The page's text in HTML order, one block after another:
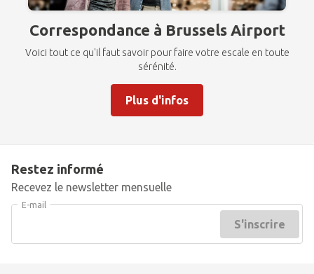
Correspondance à Brussels Airport
Voici tout ce qu'il faut savoir pour faire votre escale en toute
sérénité.
Plus d'infos